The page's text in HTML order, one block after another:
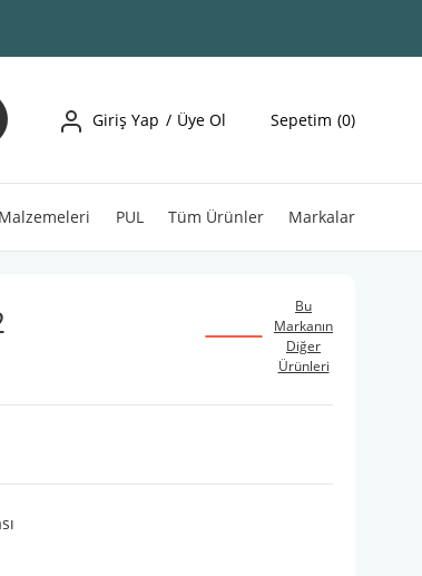
Giriş Yap Üye Ol Sepetim 0
PUL Tüm Ürünler Markalar
Bu
Markanın
Diğer
Ürünleri